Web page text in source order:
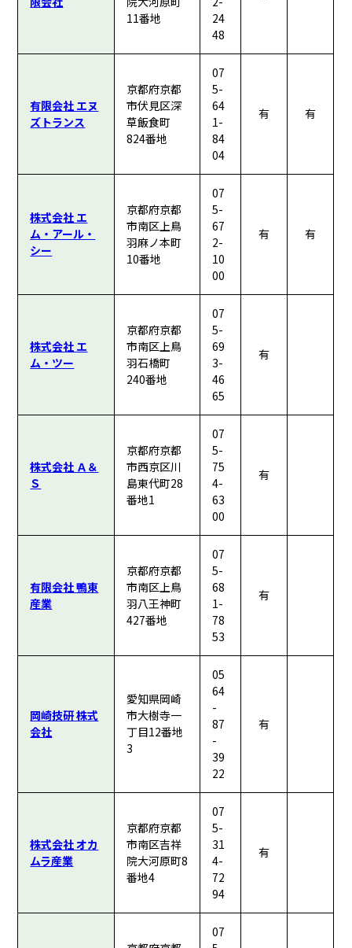
11番地
24
48
有限会社 エヌ
ズトランス
京都府京都
市伏見区深
草飯食町
824番地
07
5-
64
1-
84
04
有 有
株式会社 エ
ム・アール・
シー
京都府京都
市南区上鳥
羽麻ノ本町
10番地
07
5-
67
2-
10
00
有 有
株式会社 エ
ム・ツー
京都府京都
市南区上鳥
羽石橋町
240番地
07
5-
69
3-
46
65
有
株式会社 Ａ＆
Ｓ
京都府京都
市西京区川
島東代町28
番地1
07
5-
75
4-
63
00
有
有限会社 鴨東
産業
京都府京都
市南区上鳥
羽八王神町
427番地
07
5-
68
1-
78
53
有
岡崎技研 株式
会社
愛知県岡崎
市大樹寺一
丁目12番地
3
05
64
-
87
-
39
22
有
株式会社 オカ
ムラ産業
京都府京都
市南区吉祥
院大河原町8
番地4
07
5-
31
4-
72
94
有
07